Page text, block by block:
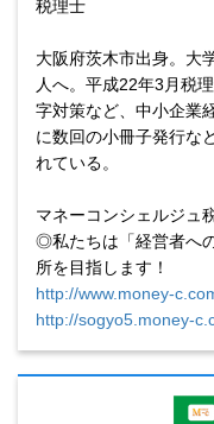
税理士
大阪府茨木市出身。大
人へ。平成22年3月税
字対策など、中小企業
に数回の小冊子発行な
れている。
マネーコンシェルジュ
◎私たちは「経営者へ
所を目指します！
http://www.money-
http://sogyo5.money-